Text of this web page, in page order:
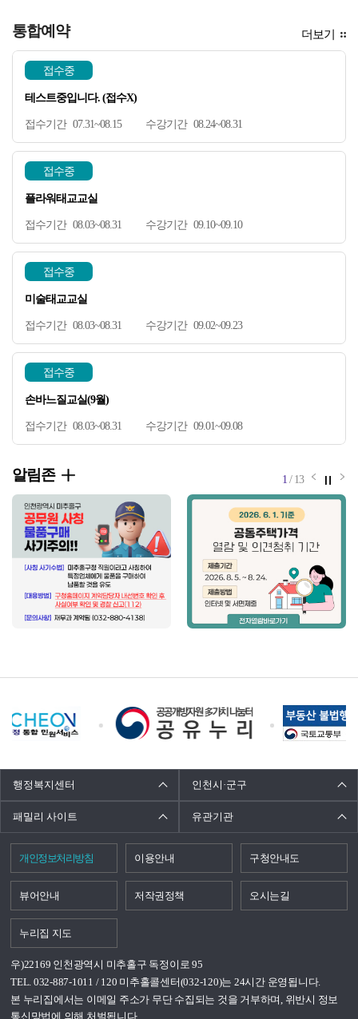
통합예약
접수중
테스트중입니다. (접수X)
07.31~08.15 08.24~08.31
접수중
플라워태교교실
08.03~08.31 09.10~09.10
접수중
미술태교교실
08.03~08.31 09.02~09.23
접수중
손바느질교실(9월)
08.03~08.31 09.01~09.08
더보기
알림존 1 / 13 알림존
정지
너
모
행정복지센터 인천시·군구
패밀리 사이트 유관기관
개인정보처리방침 이용안내 구청안내도
뷰어안내 저작권정책 오시는길
누리집 지도
우)22169 인천광역시 미추홀구 독정이로 95
TEL. 032-887-1011 / 120 미추홀콜센터(032-120)는 24시간 운영됩니다.
본 누리집에서는 이메일 주소가 무단 수집되는 것을 거부하며, 위반시 정보
통신망법에 의해 처벌됩니다.